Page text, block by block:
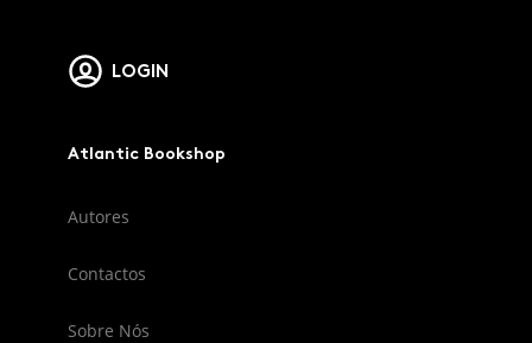
LOGIN
Atlantic Bookshop
Autores
Contactos
Sobre Nós